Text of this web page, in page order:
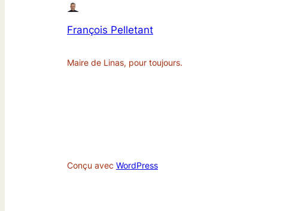
François Pelletant
Maire de Linas, pour toujours.
Conçu avec WordPress